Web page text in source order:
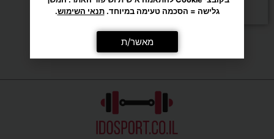
הוספה לסל
גלישה = הסכמה טעימה במיוחד.תנאי השימוש.
מאשר/ת